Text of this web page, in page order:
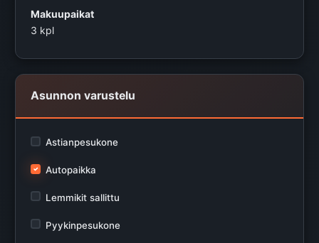
Makuupaikat
3 kpl
Asunnon varustelu
Astianpesukone
Autopaikka
Lemmikit sallittu
Pyykinpesukone